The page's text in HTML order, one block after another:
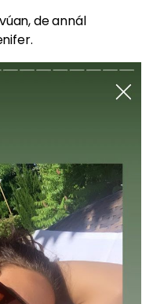
de annál